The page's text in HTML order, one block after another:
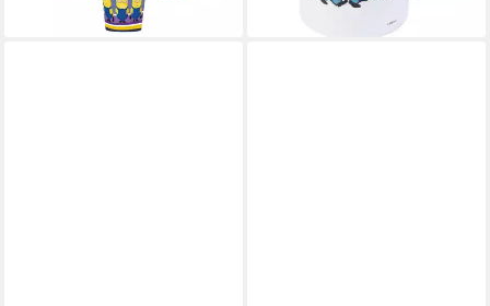
lieferbar - in 7-9 Werktagen bei dir